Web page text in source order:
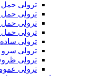
ترولی حمل
ترولی
ترولی
ترولی حمل
ترولی
ترولی
ترولی
ترولی